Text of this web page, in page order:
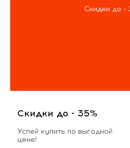
Скидки до -
Скидки до - 35%
Успей купить по выгодной
цене!